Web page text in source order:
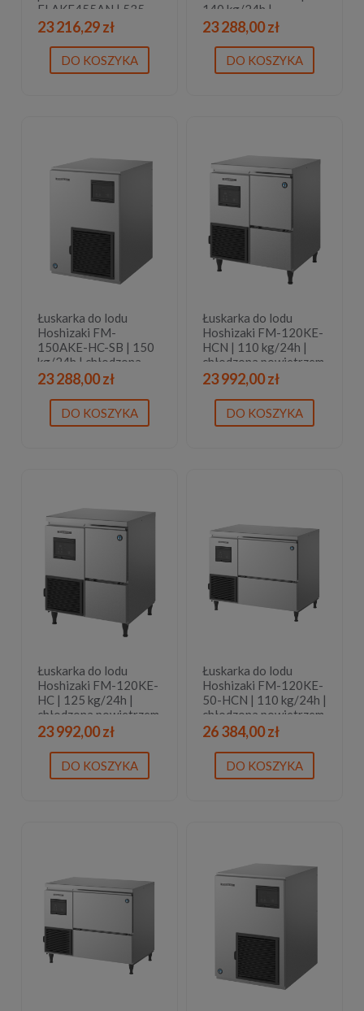
FLAKE455AN | 535
kg/24 h |
675x550x(H)655 mm
23 216,29 zł
DO KOSZYKA
140 kg/24h |
chłodzona powietrzem
| bryłki lodu
23 288,00 zł
DO KOSZYKA
Łuskarka do lodu
Hoshizaki FM-
150AKE-HC-SB | 150
kg/24h | chłodzona
powietrzem | płatki
23 288,00 zł
DO KOSZYKA
Łuskarka do lodu
Hoshizaki FM-120KE-
HCN | 110 kg/24h |
chłodzona powietrzem
| bryłki lodu
23 992,00 zł
DO KOSZYKA
Łuskarka do lodu
Hoshizaki FM-120KE-
HC | 125 kg/24h |
chłodzona powietrzem
| płatki lodu
23 992,00 zł
DO KOSZYKA
Łuskarka do lodu
Hoshizaki FM-120KE-
50-HCN | 110 kg/24h |
chłodzona powietrzem
| bryłki lodu
26 384,00 zł
DO KOSZYKA